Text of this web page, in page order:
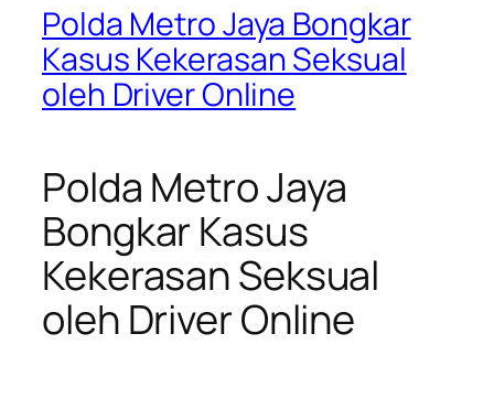
Polda Metro Jaya Bongkar
Kasus Kekerasan Seksual
oleh Driver Online
Polda Metro Jaya
Bongkar Kasus
Kekerasan Seksual
oleh Driver Online